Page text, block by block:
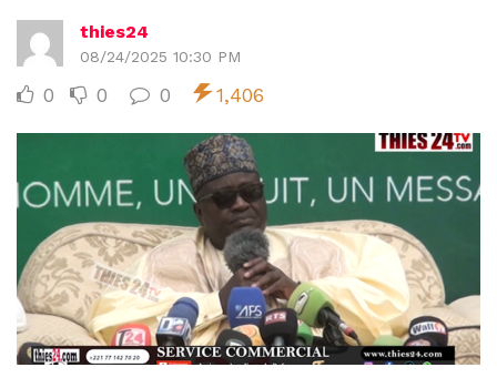
thies24
08/24/2025 10:30 PM
0 0 0 1,406